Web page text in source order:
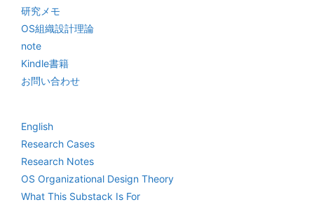
研究メモ
OS組織設計理論
note
Kindle書籍
お問い合わせ
English
Research Cases
Research Notes
OS Organizational Design Theory
What This Substack Is For